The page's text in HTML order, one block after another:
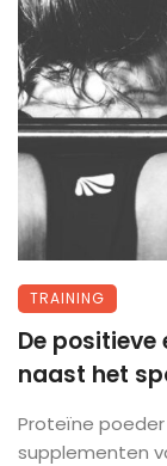
TRAINING
De
naast het
Proteïne
supplementen